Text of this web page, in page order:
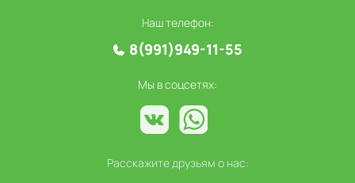
Наш телефон:
8(991)949-11-55
Мы в соцсетях:
Расскажите друзьям о нас: